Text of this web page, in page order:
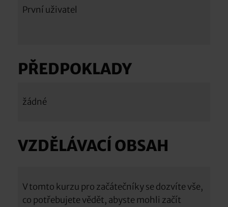
První uživatel
PŘEDPOKLADY
žádné
VZDĚLÁVACÍ OBSAH
V tomto kurzu pro začátečníky se dozvíte vše,
co potřebujete vědět, abyste mohli začít